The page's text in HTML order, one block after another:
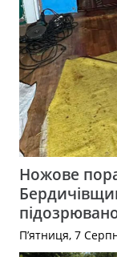
Ножове
П’ятниця, 7